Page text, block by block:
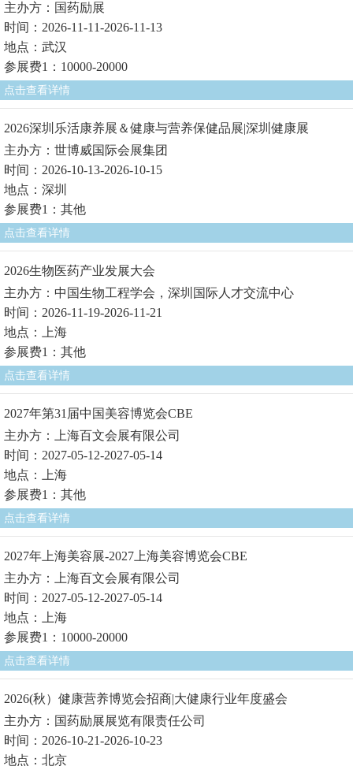
主办方：国药励展
时间：2026-11-11-2026-11-13
地点：武汉
参展费1：10000-20000
点击查看详情
2026深圳乐活康养展＆健康与营养保健品展|深圳健康展
主办方：世博威国际会展集团
时间：2026-10-13-2026-10-15
地点：深圳
参展费1：其他
点击查看详情
2026生物医药产业发展大会
主办方：中国生物工程学会，深圳国际人才交流中心
时间：2026-11-19-2026-11-21
地点：上海
参展费1：其他
点击查看详情
2027年第31届中国美容博览会CBE
主办方：上海百文会展有限公司
时间：2027-05-12-2027-05-14
地点：上海
参展费1：其他
点击查看详情
2027年上海美容展-2027上海美容博览会CBE
主办方：上海百文会展有限公司
时间：2027-05-12-2027-05-14
地点：上海
参展费1：10000-20000
点击查看详情
2026(秋）健康营养博览会招商|大健康行业年度盛会
主办方：国药励展展览有限责任公司
时间：2026-10-21-2026-10-23
地点：北京